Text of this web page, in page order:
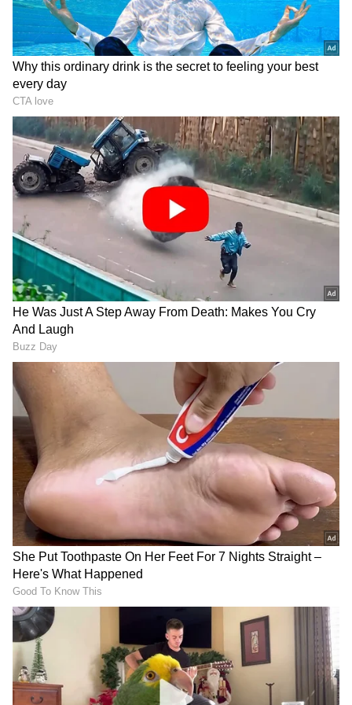
DOWNLOAD APP
ವ್ಯವಹಾರ (business ideas in kannada) ,
ಬ್ಯಾಂಕಿಂಗ್ (Banking News), ಹಣಕಾಸು, ಭಾರತೀಯ
ಆರ್ಥಿಕತೆ, ಜಾಗತಿಕ ಮಾರುಕಟ್ಟೆ,ಷೇರು ಮಾರುಕಟ್ಟೆ
ಹೂಡಿಕೆ ಸೇರಿದಂತೆ ಇನ್ನಿತರ ಮತ್ತು ಇತ್ತೀಚಿನ ಹಣಕಾಸಿನ
ಸುದ್ದಿಗಳನ್ನು ಏಷ್ಯಾನೆಟ್ ಸುವರ್ಣ ನ್ಯೂಸ್‌ನಲ್ಲಿ ಓದಿರಿ.
RECOMMENDED STORIES